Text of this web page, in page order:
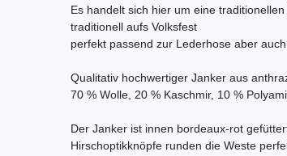
Es handelt sich hier um eine
traditionell aufs Volksfest
perfekt passend zur Lederhose aber
Qualitativ hochwertiger Janker aus
70 % Wolle, 20 % Kaschmir, 10 %
Der Janker ist innen bordeaux-rot
Hirschoptikknöpfe runden die Weste